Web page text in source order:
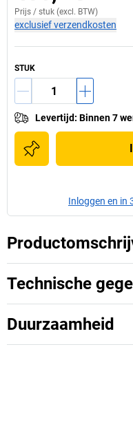
Prijs / stuk (excl. BTW)
exclusief verzendkosten
STUK
Levertijd: Binnen 7
Inloggen en in
Technische
Duurzaamheid